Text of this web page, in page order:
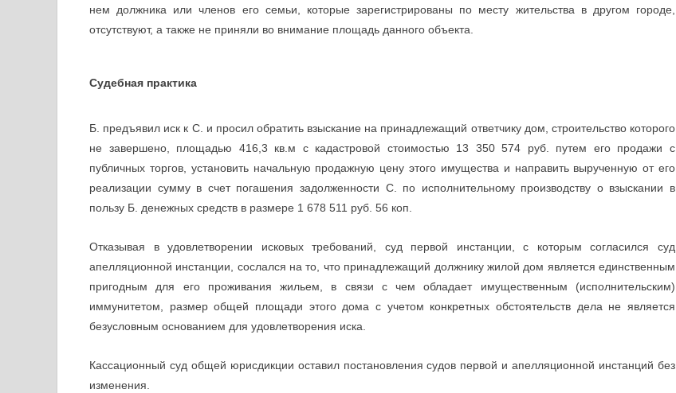
нем должника или членов его семьи, которые зарегистрированы по месту жительства в другом городе,
отсутствуют, а также не приняли во внимание площадь данного объекта.
Судебная практика
Б. предъявил иск к С. и просил обратить взыскание на принадлежащий ответчику дом, строительство которого
не завершено, площадью 416,3 кв.м с кадастровой стоимостью 13 350 574 руб. путем его продажи с
публичных торгов, установить начальную продажную цену этого имущества и направить вырученную от его
реализации сумму в счет погашения задолженности С. по исполнительному производству о взыскании в
пользу Б. денежных средств в размере 1 678 511 руб. 56 коп.
Отказывая в удовлетворении исковых требований, суд первой инстанции, с которым согласился суд
апелляционной инстанции, сослался на то, что принадлежащий должнику жилой дом является единственным
пригодным для его проживания жильем, в связи с чем обладает имущественным (исполнительским)
иммунитетом, размер общей площади этого дома с учетом конкретных обстоятельств дела не является
безусловным основанием для удовлетворения иска.
Кассационный суд общей юрисдикции оставил постановления судов первой и апелляционной инстанций без
изменения.